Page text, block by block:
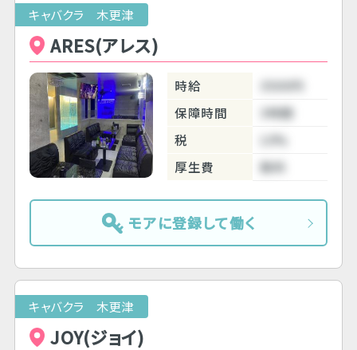
キャバクラ 木更津
ARES(アレス)
時給
3500円
保障時間
3時間
税
10%
厚生費
無料
モアに登録して働く
キャバクラ 木更津
JOY(ジョイ)